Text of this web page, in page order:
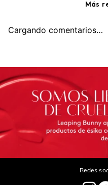
Más
Cargando comentarios…
Redes